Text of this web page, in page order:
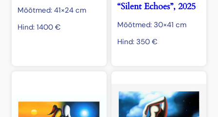
Mõõtmed: 41×24 cm
Hind: 1400 €
“Silent Echoes”, 2025
Mõõtmed: 30×41 cm
Hind:350€